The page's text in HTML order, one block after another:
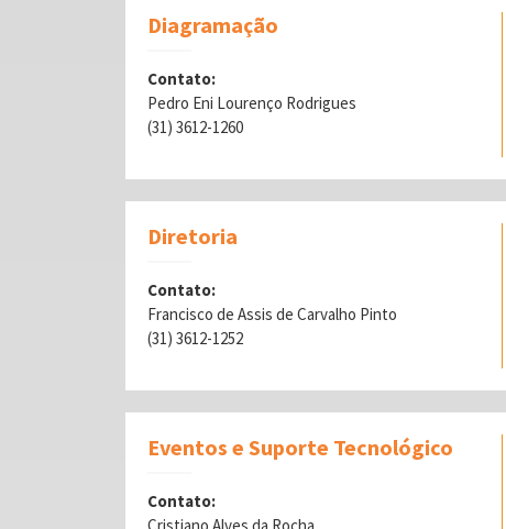
Diagramação
Contato:
Pedro Eni Lourenço Rodrigues
(31) 3612-1260
Diretoria
Contato:
Francisco de Assis de Carvalho Pinto
(31) 3612-1252
Eventos e Suporte Tecnológico
Contato: